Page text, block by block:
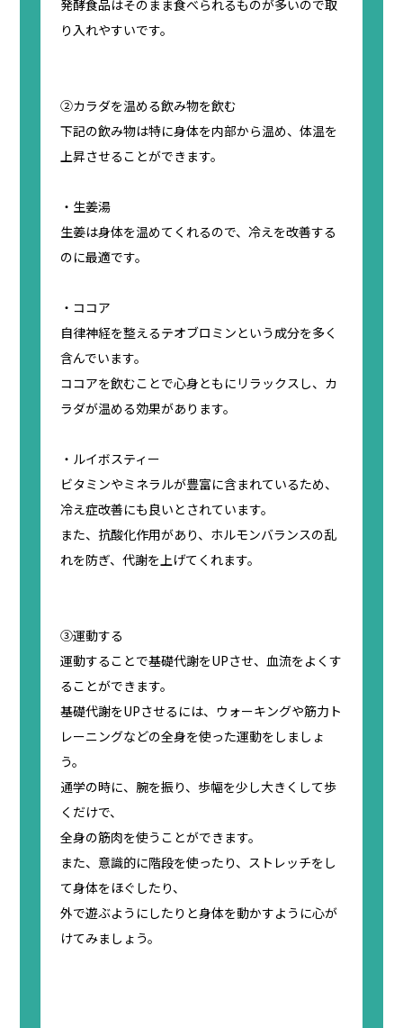
発酵食品はそのまま食べられるものが多いので取
り入れやすいです。
②カラダを温める飲み物を飲む
下記の飲み物は特に身体を内部から温め、体温を
上昇させることができます。
・生姜湯
生姜は身体を温めてくれるので、冷えを改善する
のに最適です。
・ココア
自律神経を整えるテオブロミンという成分を多く
含んでいます。
ココアを飲むことで心身ともにリラックスし、カ
ラダが温める効果があります。
・ルイボスティー
ビタミンやミネラルが豊富に含まれているため、
冷え症改善にも良いとされています。
また、抗酸化作用があり、ホルモンバランスの乱
れを防ぎ、代謝を上げてくれます。
③運動する
運動することで基礎代謝をUPさせ、血流をよくす
ることができます。
基礎代謝をUPさせるには、ウォーキングや筋力ト
レーニングなどの全身を使った運動をしましょ
う。
通学の時に、腕を振り、歩幅を少し大きくして歩
くだけで、
全身の筋肉を使うことができます。
また、意識的に階段を使ったり、ストレッチをし
て身体をほぐしたり、
外で遊ぶようにしたりと身体を動かすように心が
けてみましょう。